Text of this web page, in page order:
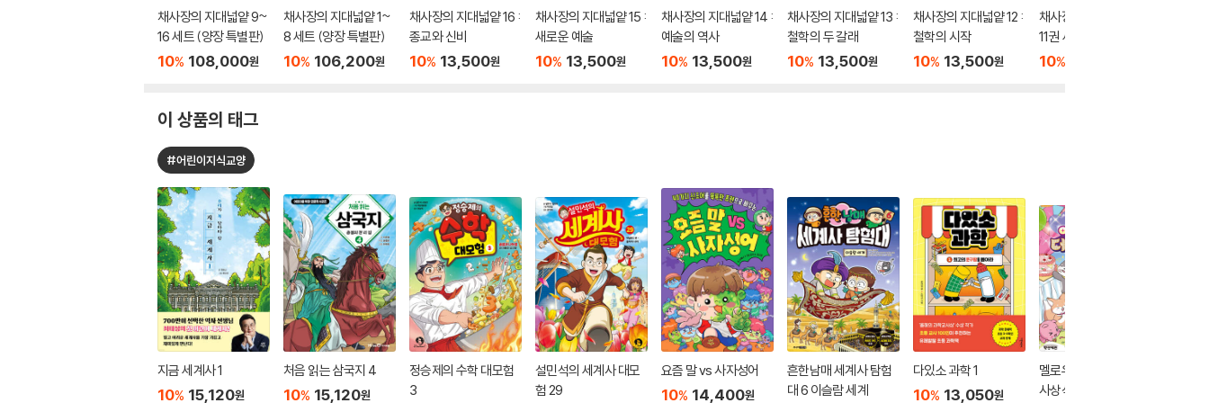
채사장의 지대넓얕 9~
16 세트 (양장 특별판)
10% 108,000원
채사장의 지대넓얕 1~
8 세트 (양장 특별판)
10% 106,200원
채사장의 지대넓얕 16 :
종교와 신비
10% 13,500원
채사장의 지대넓얕 15 :
새로운 예술
10% 13,500원
채사장의 지대넓얕 14 :
예술의 역사
10% 13,500원
채사장의 지대넓얕 13 :
철학의 두 갈래
10% 13,500원
채사장의 지대넓얕 12 :
철학의 시작
10% 13,500원
채사장의 지대넓얕 9~
11권 세트 : 과학편
10%
이 상품의 태그
#어린이지식교양
지금 세계사 1
10% 15,120원
처음 읽는 삼국지 4
10% 15,120원
정승제의 수학 대모험
3
설민석의 세계사 대모
험 29
요즘 말 vs 사자성어
10% 14,400원
흔한남매 세계사 탐험
대 6 이슬람 세계
다있소 과학 1
10% 13,050원
멜로우 TV 아이돌 시
사상식 데뷔 챌린지 ２